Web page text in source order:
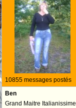
10855 messages postés
Ben
Grand Maitre Italianissime